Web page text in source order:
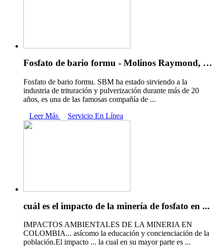
Fosfato de bario formu - Molinos Raymond, …
Fosfato de bario formu. SBM ha estado sirviendo a la
industria de trituración y pulverización durante más de 20
años, es una de las famosas compañía de ...
Leer Más
Servicio En Línea
cuál es el impacto de la minería de fosfato en ...
IMPACTOS AMBIENTALES DE LA MINERIA EN
COLOMBIA... asícomo la educación y concienciación de la
población.El impacto ... la cual en su mayor parte es ...